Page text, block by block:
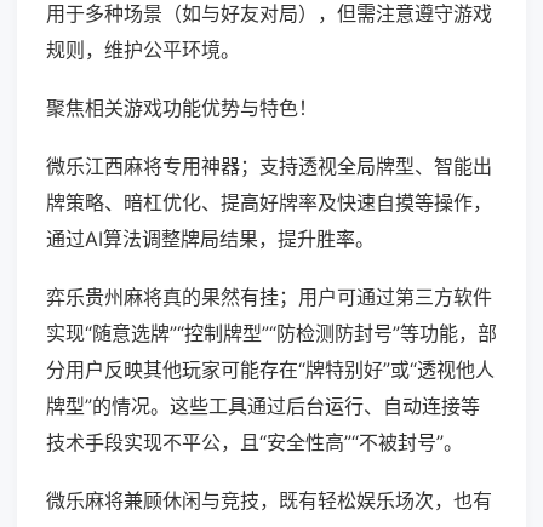
用于多种场景（如与好友对局），但需注意遵守游戏
规则，维护公平环境。
聚焦相关游戏功能优势与特色！
微乐江西麻将专用神器；支持透视全局牌型、智能出
牌策略、暗杠优化、提高好牌率及快速自摸等操作，
通过AI算法调整牌局结果，提升胜率。
弈乐贵州麻将真的果然有挂；用户可通过第三方软件
实现“随意选牌”“控制牌型”“防检测防封号”等功能，部
分用户反映其他玩家可能存在“牌特别好”或“透视他人
牌型”的情况。这些工具通过后台运行、自动连接等
技术手段实现不平公，且“安全性高”“不被封号”。
微乐麻将兼顾休闲与竞技，既有轻松娱乐场次，也有